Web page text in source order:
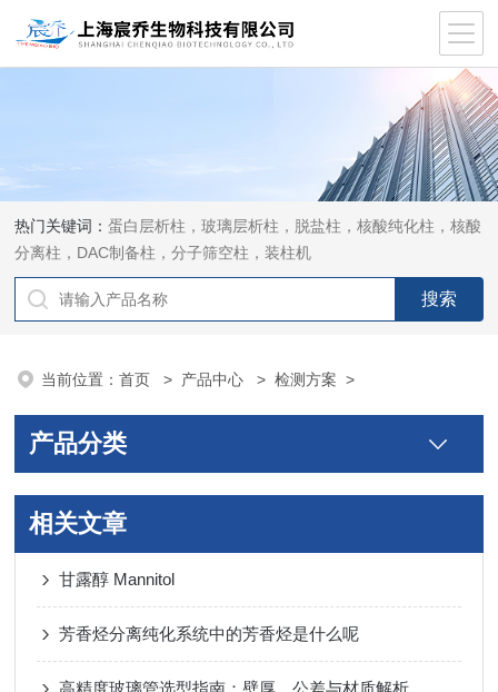
热门关键词：蛋白层析柱，玻璃层析柱，脱盐柱，核酸纯化柱，核酸
分离柱，DAC制备柱，分子筛空柱，装柱机
当前位置：首页 > 产品中心 >检测方案 >
产品分类
相关文章
甘露醇 Mannitol
芳香烃分离纯化系统中的芳香烃是什么呢
高精度玻璃管选型指南：壁厚、公差与材质解析